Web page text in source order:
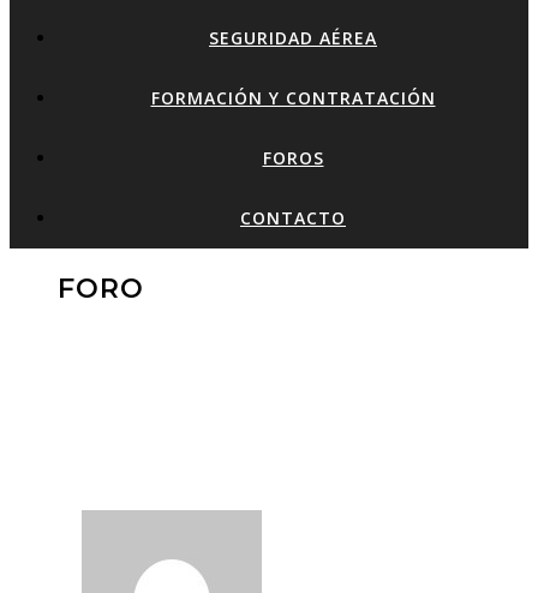
SEGURIDAD AÉREA
FORMACIÓN Y CONTRATACIÓN
FOROS
CONTACTO
FORO